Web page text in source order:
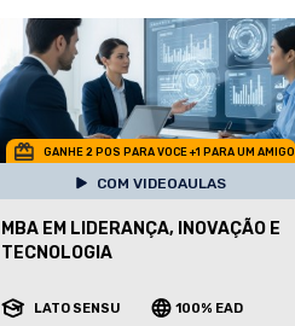
GANHE 2 POS PARA VOCE +1 PARA UM AMIGO
COM VIDEOAULAS
MBA EM LIDERANÇA, INOVAÇÃO E
TECNOLOGIA
LATO SENSU 100% EAD